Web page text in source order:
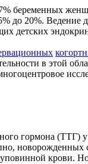
беременных
до 20%.
в этой
гормона (ТТГ)
крови.